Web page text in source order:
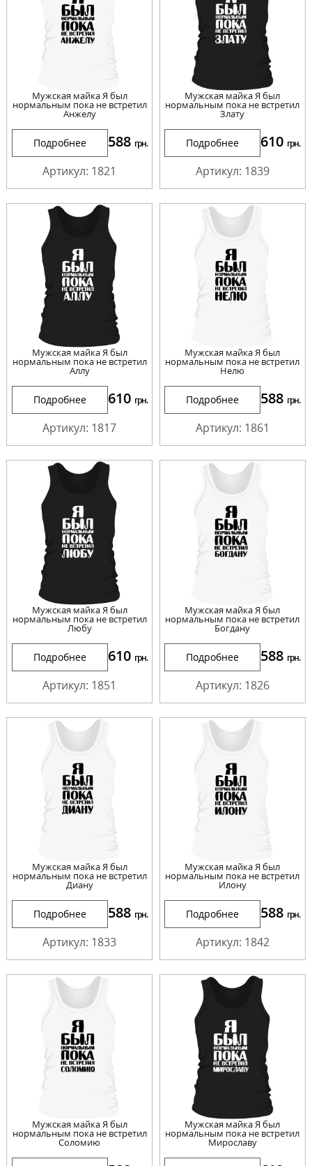
Мужская майка Я был
нормальным пока не встретил
Анжелу
Подробнее 588 грн.
Артикул: 1821
Мужская майка Я был
нормальным пока не встретил
Злату
Подробнее 610 грн.
Артикул: 1839
Мужская майка Я был
нормальным пока не встретил
Аллу
Подробнее 610 грн.
Артикул: 1817
Мужская майка Я был
нормальным пока не встретил
Нелю
Подробнее 588 грн.
Артикул: 1861
Мужская майка Я был
нормальным пока не встретил
Любу
Подробнее 610 грн.
Артикул: 1851
Мужская майка Я был
нормальным пока не встретил
Богдану
Подробнее 588 грн.
Артикул: 1826
Мужская майка Я был
нормальным пока не встретил
Диану
Подробнее 588 грн.
Артикул: 1833
Мужская майка Я был
нормальным пока не встретил
Илону
Подробнее 588 грн.
Артикул: 1842
Мужская майка Я был
нормальным пока не встретил
Соломию
Мужская майка Я был
нормальным пока не встретил
Мирославу